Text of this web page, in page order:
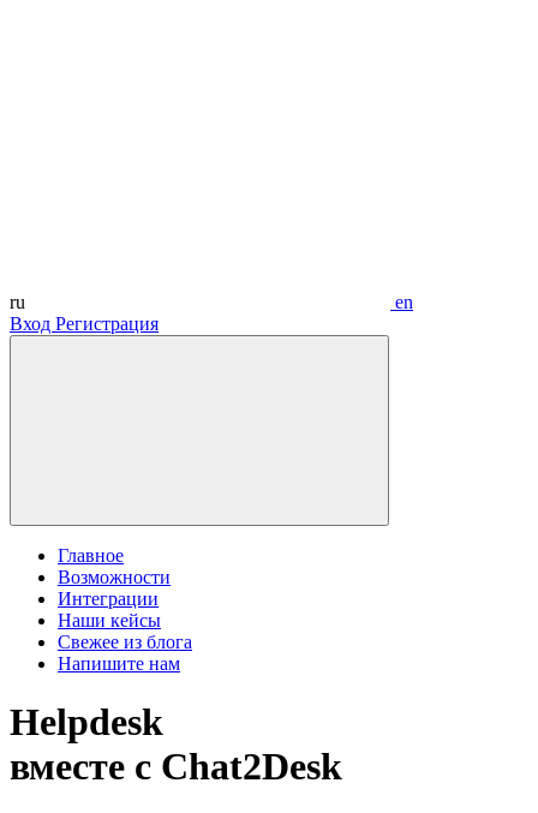
ru
en
Вход Регистрация
Главное
Возможности
Интеграции
Наши кейсы
Свежее из блога
Напишите нам
Helpdesk
вместе с Chat2Desk